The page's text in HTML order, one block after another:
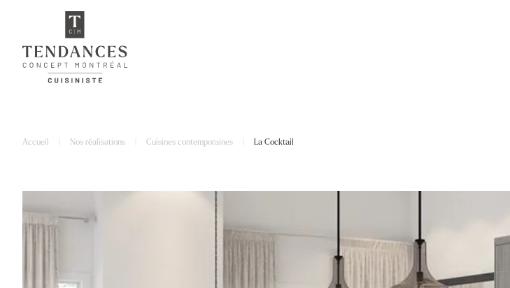
Accueil Nos réalisations Cuisines contemporaines La Cocktail